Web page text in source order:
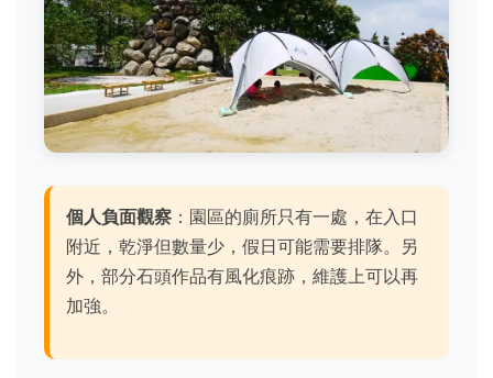
個人負面觀察 ：園區的廁所只有一處，在入口
附近，乾淨但數量少，假日可能需要排隊。另
外，部分石頭作品有風化痕跡，維護上可以再
加強。